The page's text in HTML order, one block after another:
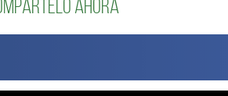
ahora